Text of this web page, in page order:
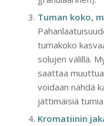
Tuman koko,
tumakoko
solujen välillä.
saattaa
voidaan nähdä
jättimäisiä tumia.
Kromatiinin